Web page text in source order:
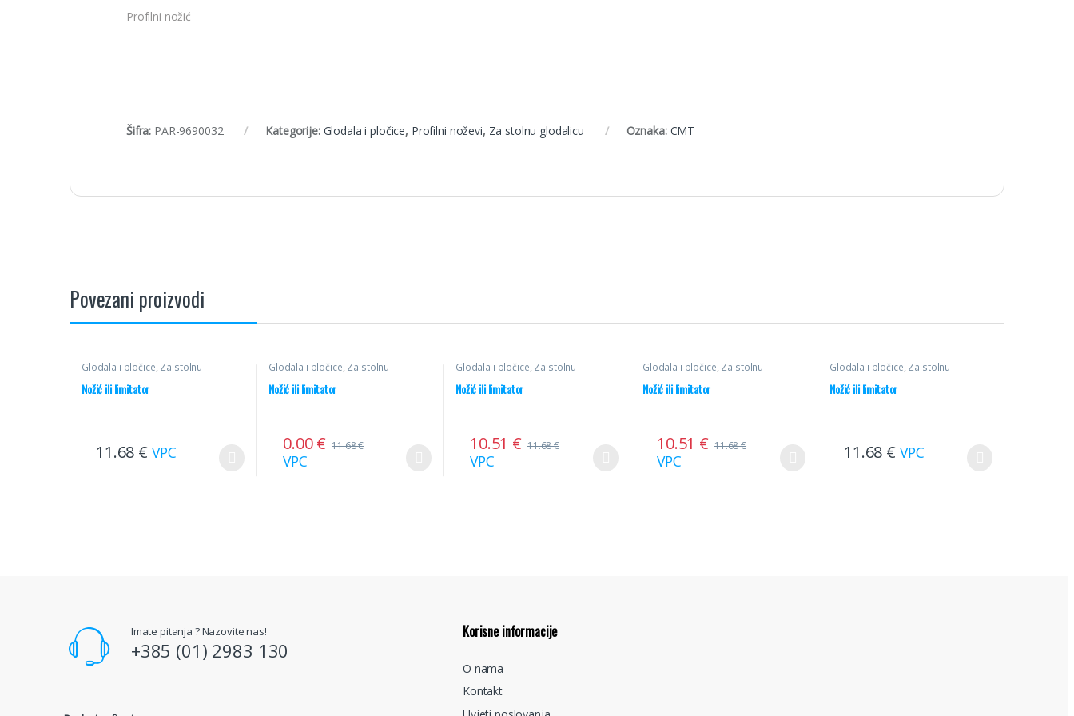
Profilni nožić
Šifra: PAR-9690032 Kategorije: Glodala i pločice, Profilni noževi, Za stolnu glodalicu Oznaka: CMT
Povezani proizvodi
Glodala i pločice, Za stolnu
, Profilni noževi
Nožić ili limitator
11.68 € VPC
Glodala i pločice, Za stolnu
, Profilni noževi
Nožić ili limitator
0.00€ 11.68€
VPC
Glodala i pločice, Za stolnu
, Profilni noževi
Nožić ili limitator
10.51 € 11.68€
VPC
Glodala i pločice, Za stolnu
, Profilni noževi
Nožić ili limitator
10.51 € 11.68€
VPC
Glodala i pločice, Za stolnu
, Profilni noževi
Nožić ili limitator
11.68 € VPC
Imate pitanja ? Nazovite nas!
+385 (01) 2983 130
Korisne informacije
O nama
Kontakt